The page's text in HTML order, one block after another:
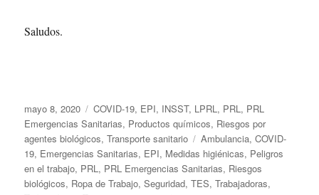
Saludos.
Publicado
el
mayo 8, 2020 Categorías
COVID-19, EPI, INSST, LPRL, PRL, PRL
Emergencias Sanitarias, Productos químicos, Riesgos por
agentes biológicos,Transporte sanitario Etiquetas
Ambulancia,COVID-
19, Emergencias Sanitarias, EPI, Medidas higiénicas, Peligros
en el trabajo, PRL, PRL Emergencias Sanitarias, Riesgos
biológicos, Ropa de Trabajo,Seguridad,TES,Trabajadoras,